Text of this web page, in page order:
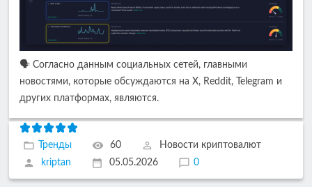
🗣️ Согласно данным социальных сетей, главными
новостями, которые обсуждаются на X, Reddit, Telegram и
других платформах, являются.
Тренды 60
Новости криптовалют
kriptan
05.05.2026 0